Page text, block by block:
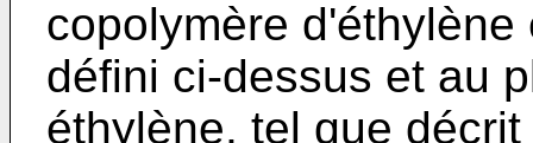
copolymère
défini ci-dessus et au
éthylène, tel que